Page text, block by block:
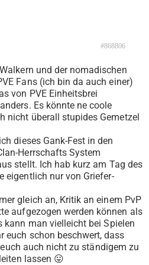
#868806
und der nomadischen
Fans (ich bin da auch einer)
von PVE Einheitsbrei
Es könnte ne coole
nicht überall stupides Gemetzel
dieses Gank-Fest in den
Herrschafts System
stellt. Ich hab kurz am Tag des
eigentlich nur von Griefer-
gleich an, Kritik an einem PvP
aufgezogen werden können als
kann man vielleicht bei Spielen
euch schon beschwert, dass
auch nicht zu ständigem zu
lassen 😛